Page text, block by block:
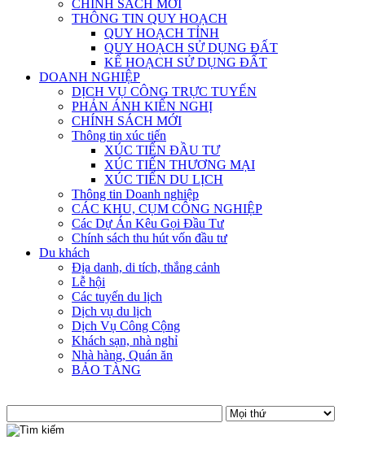
CHÍNH SÁCH MỚI
THÔNG TIN QUY HOẠCH
QUY HOẠCH TỈNH
QUY HOẠCH SỬ DỤNG ĐẤT
KẾ HOẠCH SỬ DỤNG ĐẤT
DOANH NGHIỆP
DỊCH VỤ CÔNG TRỰC TUYẾN
PHẢN ÁNH KIẾN NGHỊ
CHÍNH SÁCH MỚI
Thông tin xúc tiến
XÚC TIẾN ĐẦU TƯ
XÚC TIẾN THƯƠNG MẠI
XÚC TIẾN DU LỊCH
Thông tin Doanh nghiệp
CÁC KHU, CỤM CÔNG NGHIỆP
Các Dự Án Kêu Gọi Đầu Tư
Chính sách thu hút vốn đầu tư
Du khách
Địa danh, di tích, thắng cảnh
Lễ hội
Các tuyến du lịch
Dịch vụ du lịch
Dịch Vụ Công Cộng
Khách sạn, nhà nghỉ
Nhà hàng, Quán ăn
BẢO TÀNG